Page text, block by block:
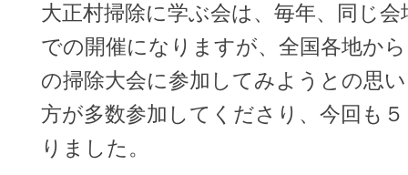
大正村掃除に学ぶ会は、毎年、同じ
での開催になりますが、全国各地か
の掃除大会に参加してみようとの思
方が多数参加してくださり、今回も
りました。